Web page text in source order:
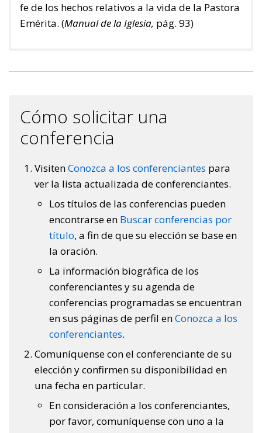
fe de los hechos relativos a la vida de la Pastora
Emérita. (Manual de la Iglesia, pág. 93)
Cómo solicitar una
conferencia
VisitenConozca a los conferenciantes para
ver la lista actualizada de conferenciantes.
Los títulos de las conferencias pueden
encontrarse en Buscar conferencias por
título, a fin de que su elección se base en
la oración.
La información biográfica de los
conferenciantes y su agenda de
conferencias programadas se encuentran
en sus páginas de perfil enConozca a los
conferenciantes.
Comuníquense con el conferenciante de su
elección y confirmen su disponibilidad en
una fecha en particular.
En consideración a los conferenciantes,
por favor, comuníquense con uno a la